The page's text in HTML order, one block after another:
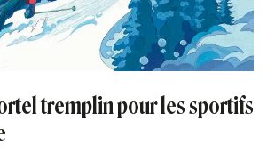
tremplin pour les sportifs